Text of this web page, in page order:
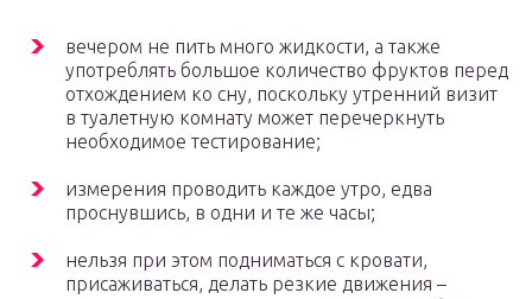
вечером не пить много жидкости, а также
употреблять большое количество фруктов перед
отхождением ко сну, поскольку утренний визит
в туалетную комнату может перечеркнуть
необходимое тестирование;
измерения проводить каждое утро, едва
проснувшись, в одни и те же часы;
нельзя при этом подниматься с кровати,
присаживаться, делать резкие движения –